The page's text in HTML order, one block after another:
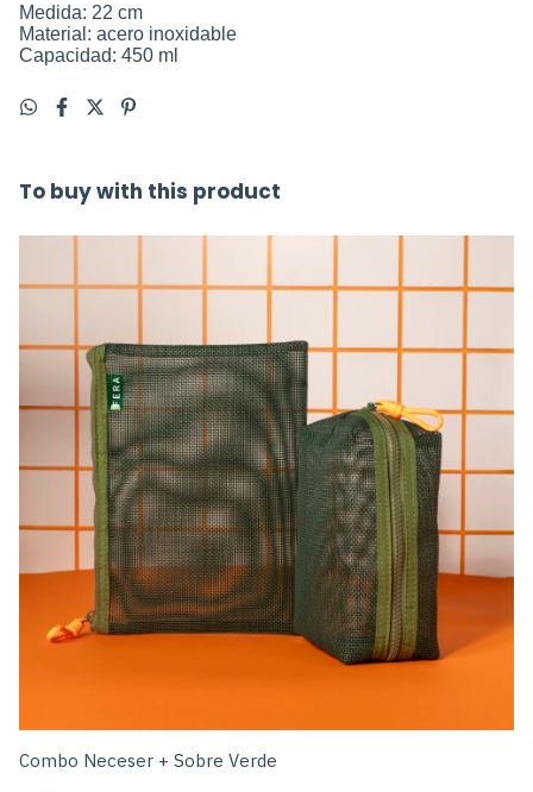
Medida: 22 cm
Material: acero inoxidable
Capacidad: 450 ml
To buy with this product
Combo Neceser + Sobre Verde